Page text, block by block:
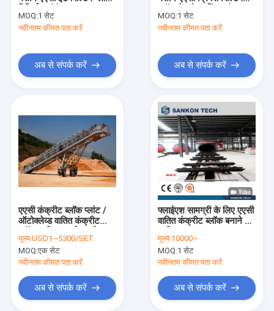
विनिर्माण संयंत्र
MOQ:1 सेट
नवीनतम कीमत पता करें
अब से संपर्क करें
ब्लॉक मैन्युफैक्चरिंग प्लांट
MOQ:1 सेट
नवीनतम कीमत पता करें
अब से संपर्क करें
एएसी कंक्रीट ब्लॉक प्लांट /
ऑटोक्लेव्ड वातित कंक्रीट
कंक्रीट ब्लॉक बनाने की मशीन
मूल्य:USD1~5300/SET
MOQ:एक सेट
नवीनतम कीमत पता करें
अब से संपर्क करें
फ्लाईएश सामग्री के लिए एएसी
वातित कंक्रीट ब्लॉक बनाने की
मूल्य:10000~
MOQ:1 सेट
नवीनतम कीमत पता करें
अब से संपर्क करें